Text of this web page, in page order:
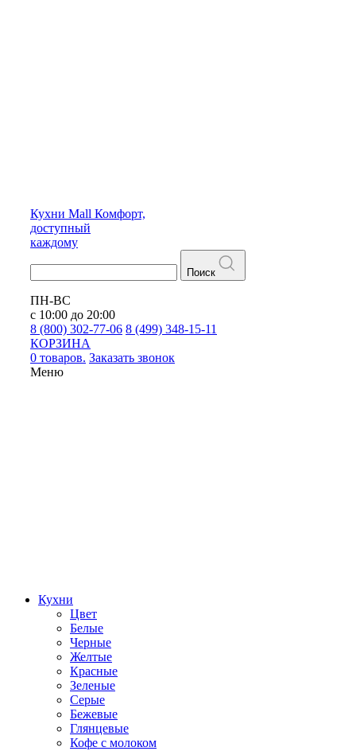
Кухни Mall Комфорт,
доступный
каждому
Поиск
ПН-ВС
с 10:00 до 20:00
8 (800) 302-77-06 8 (499) 348-15-11
КОРЗИНА
0 товаров. Заказать звонок
Меню
Кухни
Цвет
Белые
Черные
Желтые
Красные
Зеленые
Серые
Бежевые
Глянцевые
Кофе с молоком